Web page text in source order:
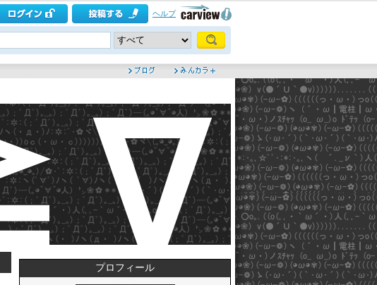
ヘルプ
プロフィール